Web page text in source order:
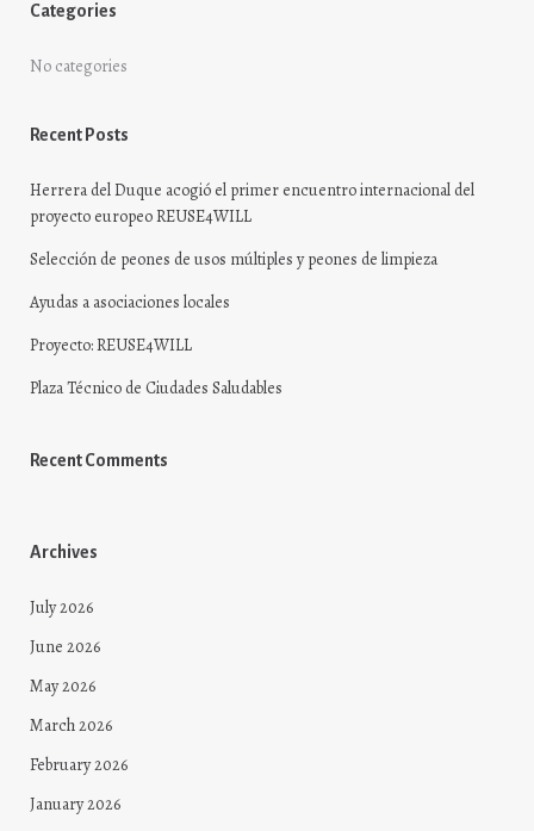
Categories
No categories
Recent Posts
Herrera del Duque acogió el primer encuentro internacional del
proyecto europeo REUSE4WILL
Selección de peones de usos múltiples y peones de limpieza
Ayudas a asociaciones locales
Proyecto: REUSE4WILL
Plaza Técnico de Ciudades Saludables
Recent Comments
Archives
July 2026
June 2026
May 2026
March 2026
February 2026
January 2026